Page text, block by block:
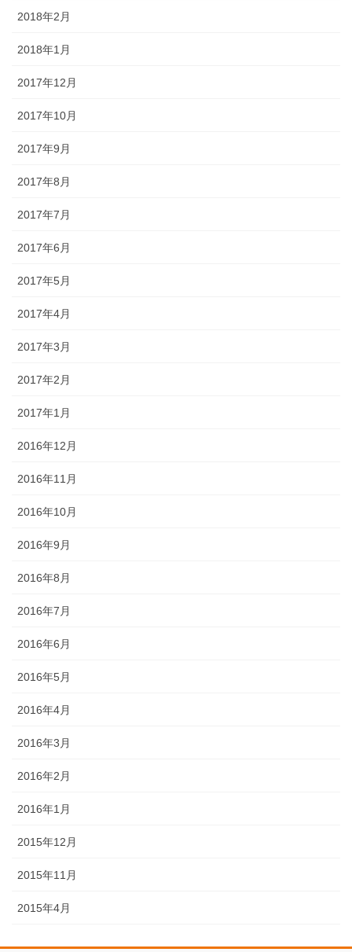
2018年2月
2018年1月
2017年12月
2017年10月
2017年9月
2017年8月
2017年7月
2017年6月
2017年5月
2017年4月
2017年3月
2017年2月
2017年1月
2016年12月
2016年11月
2016年10月
2016年9月
2016年8月
2016年7月
2016年6月
2016年5月
2016年4月
2016年3月
2016年2月
2016年1月
2015年12月
2015年11月
2015年4月